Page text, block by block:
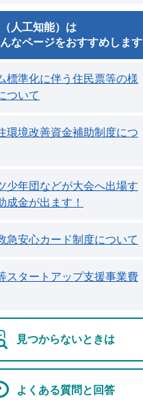
人工知能）は
なページをおすすめします
標準化に伴う住民票等の様
ついて
環境改善資金補助制度につ
少年団などが大会へ出場す
成金が出ます！
急安心カード制度について
スタートアップ支援事業費
見つからないときは
よくある質問と回答